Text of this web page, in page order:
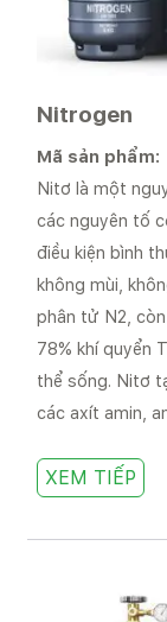
Nitrogen
Mã sản phẩm:
Nitơ là một
các nguyên tố
điều kiện bình
không mùi,
phân tử N2,
78% khí quyển
thể sống. Nitơ
các axít amin,
XEM TIẾP